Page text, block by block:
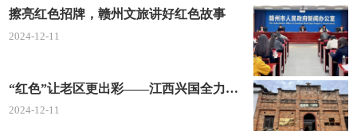
擦亮红色招牌，赣州文旅讲好红色故事
2024-12-11
“红色”让老区更出彩——江西兴国全力打造红色文化传承发展创新示范区
2024-12-11